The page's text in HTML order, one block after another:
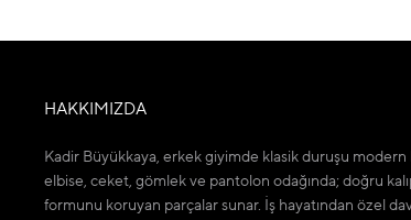
HAKKIMIZDA
Kadir Büyükkaya, erkek giyimde klasik duruşu modern
elbise, ceket, gömlek ve pantolon odağında; doğru
formunu koruyan parçalar sunar. İş hayatından özel